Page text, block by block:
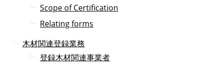
Scope of Certification
Relating forms
木材関連登録業務
登録木材関連事業者